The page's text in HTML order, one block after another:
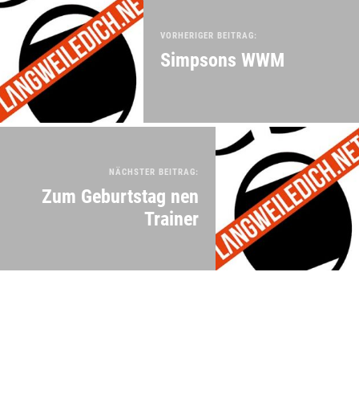
VORHERIGER BEITRAG:
Simpsons WWM
NÄCHSTER BEITRAG:
Zum Geburtstag nen
Trainer